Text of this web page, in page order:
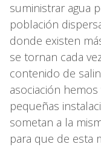
suministrar agua
población
donde existen
se tornan cada
contenido de
asociación
pequeñas
sometan a la
para que de esta